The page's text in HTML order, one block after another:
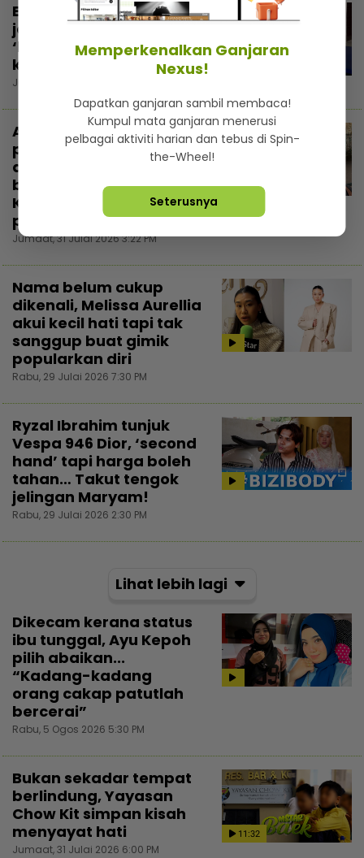
Emma Sofea pernah
jadi mangsa buli, pilih
‘homeschool’ sebagai
keputusan paling tepat
Jumaat, 31 Julai 2026 5:00 PM
3:00
Ammar Ahyan kongsi
perancangan selepas
asasi, mahu sambung
belajar di luar negara...
Kalau boleh sampai
peringkat ‘master’
Jumaat, 31 Julai 2026 3:22 PM
Nama belum cukup
dikenali, Melissa Aurellia
akui kecil hati tapi tak
sanggup buat gimik
popularkan diri
Rabu, 29 Julai 2026 7:30 PM
Ryzal Ibrahim tunjuk
Vespa 946 Dior, ‘second
hand’ tapi harga boleh
tahan… Takut tengok
jelingan Maryam!
Rabu, 29 Julai 2026 2:30 PM
Lihat lebih lagi
Dikecam kerana status
ibu tunggal, Ayu Kepoh
pilih abaikan...
“Kadang-kadang
orang cakap patutlah
bercerai”
Rabu, 5 Ogos 2026 5:30 PM
11:32
Bukan sekadar tempat
berlindung, Yayasan
Chow Kit simpan kisah
menyayat hati
Jumaat, 31 Julai 2026 6:00 PM
Memperkenalkan Ganjaran
Nexus!
Dapatkan ganjaran sambil membaca!
Kumpul mata ganjaran menerusi
pelbagai aktiviti harian dan tebus di Spin-
the-Wheel!
Seterusnya